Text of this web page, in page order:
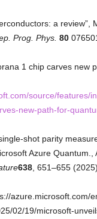
a review”,
Prog. Phys. 80
1 chip carves new
source/features/
new-path-for-
shot parity
Azure Quantum.,
638 , 651–655 (2025).
azure.microsoft.com/
02/19/microsoft-